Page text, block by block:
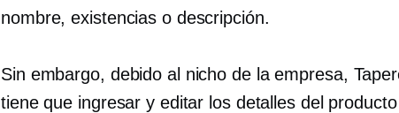
nombre, existencias o descripción.
Sin embargo, debido al nicho de la empresa,
tiene que ingresar y editar los detalles del